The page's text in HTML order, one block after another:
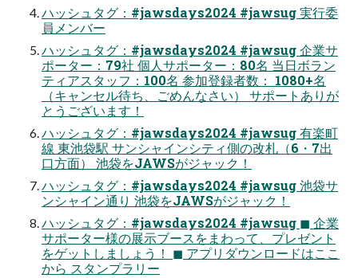
ハッシュタグ：#jawsdays2024 #jawsug 実行委
員メンバー
ハッシュタグ：#jawsdays2024 #jawsug 企業サ
ポーター：79社 個人サポーター：80名 当日ボラン
ティアスタッフ：100名 参加登録者数： 1080+名
（キャンセル待ち、ごめんなさい） サポートありが
とうございます！
ハッシュタグ：#jawsdays2024 #jawsug 有楽町
線 東池袋駅 サンシャインシティ側の改札（6・7出
口方面） 池袋をJAWSがジャック！
ハッシュタグ：#jawsdays2024 #jawsug 池袋サ
ンシャイン通り 池袋をJAWSがジャック！
ハッシュタグ：#jawsdays2024 #jawsug ◼ 企業
サポーター様の展示ブースをまわって、プレゼント
をゲットしましょう！ ◼ アプリダウンロードはここ
から スタンプラリー